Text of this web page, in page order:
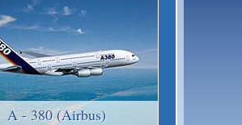
A - 380 (Airbus)